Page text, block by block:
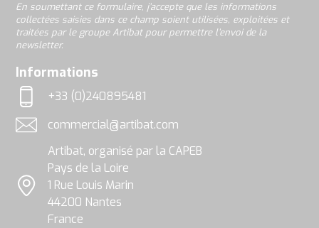
En soumettant ce formulaire, j’accepte que les informations
collectées saisies dans ce champ soient utilisées, exploitées et
traitées par le groupe Artibat pour permettre l’envoi de la
newsletter.
rgpd
dans
ce
champ
soient
exploitées
et
traitées
par
le
Artibat
permettre
l’envoi
Informations
Téléphone
+33 (0)240895481
Adresse email
commercial@artibat.com
Localisation
Artibat, organisé par la CAPEB
Pays de la Loire
1 Rue Louis Marin
44200 Nantes
France